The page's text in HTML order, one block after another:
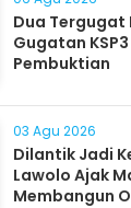
Dua Tergugat
Gugatan
Pembuktian
03 Agu 2026
Dilantik Jadi
Lawolo Ajak
Membangun